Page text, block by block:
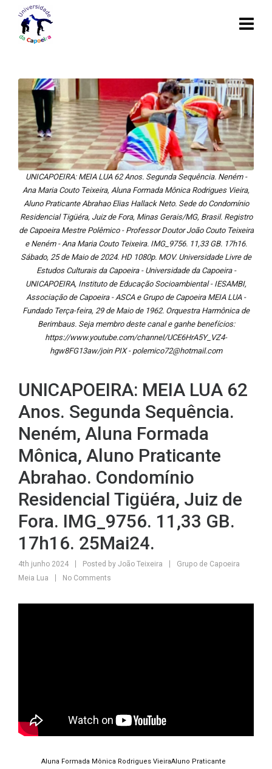
UNICAPOEIRA: MEIA LUA 62 Anos. Segunda Sequência. Neném -
Ana Maria Couto Teixeira, Aluna Formada Mônica Rodrigues Vieira,
Aluno Praticante Abrahao Elias Hallack Neto. Sede do Condomínio
Residencial Tigüéra, Juiz de Fora, Minas Gerais/MG, Brasil. Registro
de Capoeira Mestre Polêmico - Professor Doutor João Couto Teixeira
e Neném - Ana Maria Couto Teixeira. IMG_9756. 11,33 GB. 17h16.
Sábado, 25 de Maio de 2024. HD 1080p. MOV. Universidade Livre de
Estudos Culturais da Capoeira - Universidade da Capoeira -
UNICAPOEIRA, Instituto de Educação Socioambiental - IESAMBI,
Associação de Capoeira - ASCA e Grupo de Capoeira MEIA LUA -
Fundado Terça-feira, 29 de Maio de 1962. Orquestra Harmônica de
Berimbaus. Seja membro deste canal e ganhe benefícios:
https://www.youtube.com/channel/UCE6HrA5Y_VZ4-
hgw8FG13aw/join PIX - polemico72@hotmail.com
UNICAPOEIRA: MEIA LUA 62
Anos. Segunda Sequência.
Neném, Aluna Formada
Mônica, Aluno Praticante
Abrahao. Condomínio
Residencial Tigüéra, Juiz de
Fora. IMG_9756. 11,33 GB.
17h16. 25Mai24.
4th junho 2024 Posted by João Teixeira
Grupo de Capoeira
Meia Lua
No Comments
Aluna Formada Mônica Rodrigues VieiraAluno Praticante